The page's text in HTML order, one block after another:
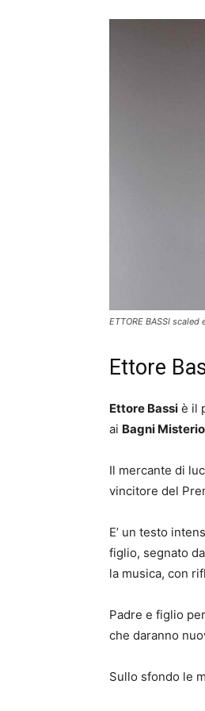
ETTORE BASSI
Ettore
Ettore Bassi è il
ai Bagni
Il mercante di
vincitore del
E’ un testo
figlio, segnato
la musica, con
Padre e figlio
che daranno
Sullo sfondo le